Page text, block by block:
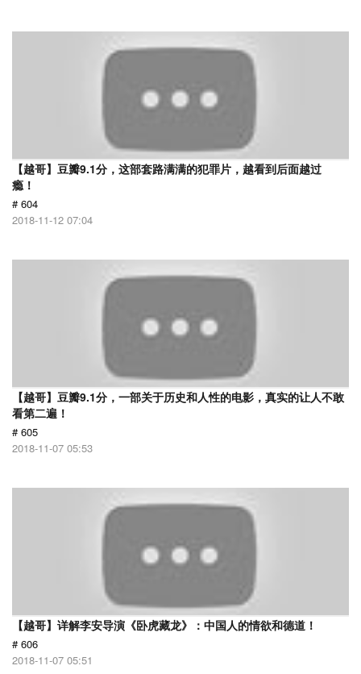
【越哥】豆瓣9.1分，这部套路满满的犯罪片，越看到后面越过
瘾！
# 604
2018-11-12 07:04
【越哥】豆瓣9.1分，一部关于历史和人性的电影，真实的让人不敢
看第二遍！
# 605
2018-11-07 05:53
【越哥】详解李安导演《卧虎藏龙》：中国人的情欲和德道！
# 606
2018-11-07 05:51